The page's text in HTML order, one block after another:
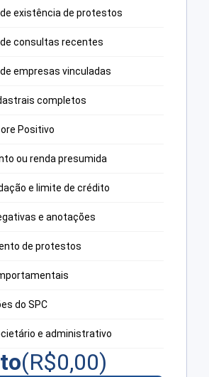
de existência de protestos
de consultas recentes
empresas vinculadas
completos
Positivo
ou renda presumida
e limite de crédito
e anotações
de protestos
do SPC
e administrativo
(R$0,00)